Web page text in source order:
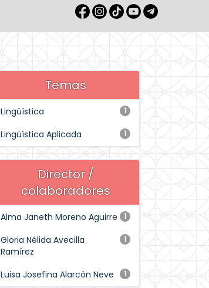
Temas
1
Lingüística
1
Lingüística Aplicada
Director /
colaboradores
1
Alma Janeth Moreno Aguirre
1
Gloria Nélida Avecilla
Ramírez
1
Luisa Josefina Alarcón Neve